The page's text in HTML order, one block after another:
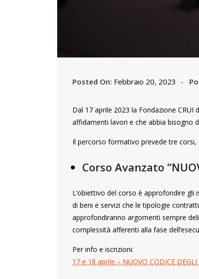
Posted On: Febbraio 20, 2023
Dal 17 aprile 2023 la Fondazione
affidamenti lavori e che abbia bisogno
Il percorso formativo prevede tre corsi,
Corso Avanzato
L’obiettivo del corso è approfondire gli
di beni e servizi che le tipologie
approfondiranno argomenti sempre
complessità afferenti alla fase
Per info e iscrizioni:
17 e 18 aprile – NUOVO CODICE